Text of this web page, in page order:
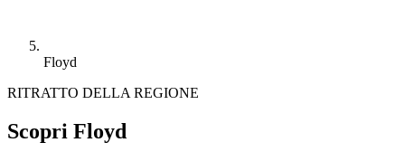
Floyd
RITRATTO DELLA REGIONE
Scopri Floyd